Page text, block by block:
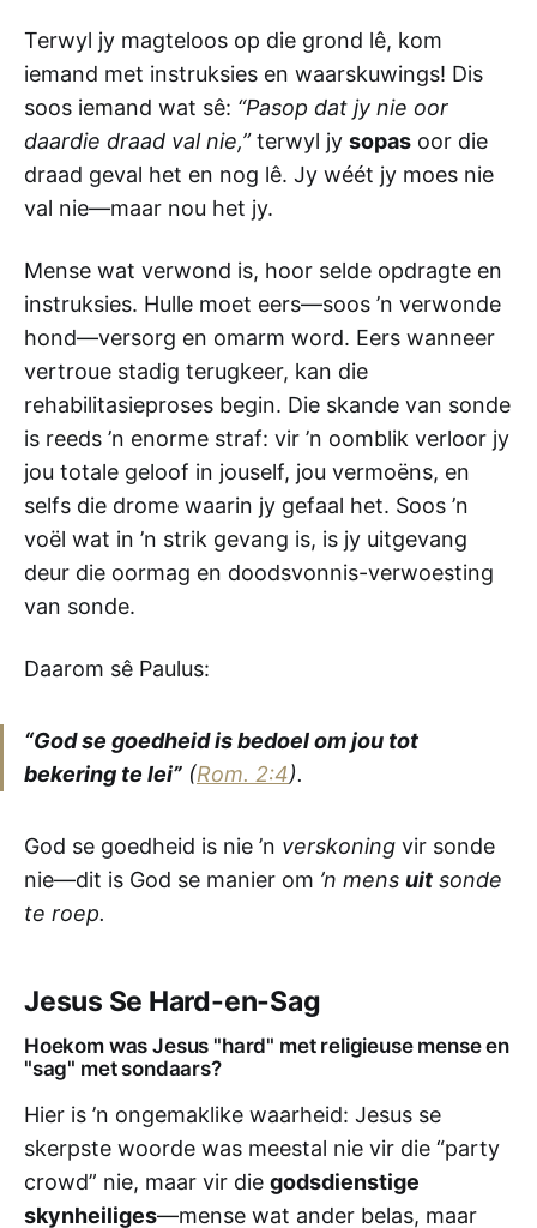
Terwyl jy magteloos op die grond lê, kom
iemand met instruksies en waarskuwings! Dis
soos iemand wat sê: “Pasop dat jy nie oor
daardie draad val nie,”terwyl jy sopas oor die
draad geval het en nog lê. Jy wéét jy moes nie
val nie—maar nou het jy.
Mense wat verwond is, hoor selde opdragte en
instruksies. Hulle moet eers—soos ’n verwonde
hond—versorg en omarm word. Eers wanneer
vertroue stadig terugkeer, kan die
rehabilitasieproses begin. Die skande van sonde
is reeds ’n enorme straf: vir ’n oomblik verloor jy
jou totale geloof in jouself, jou vermoëns, en
selfs die drome waarin jy gefaal het. Soos ’n
voël wat in ’n strik gevang is, is jy uitgevang
deur die oormag en doodsvonnis-verwoesting
van sonde.
Daarom sê Paulus:
“God se goedheid is bedoel om jou tot
bekering te lei” (Rom. 2:4).
God se goedheid is nie ’n verskoning vir sonde
nie—dit is God se manier om ’n mens uit sonde
te roep.
Jesus Se Hard-en-Sag
Hoekom was Jesus "hard" met religieuse mense en
"sag" met sondaars?
Hier is ’n ongemaklike waarheid: Jesus se
skerpste woorde was meestal nie vir die “party
crowd” nie, maar vir die godsdienstige
skynheiliges—mense wat ander belas, maar